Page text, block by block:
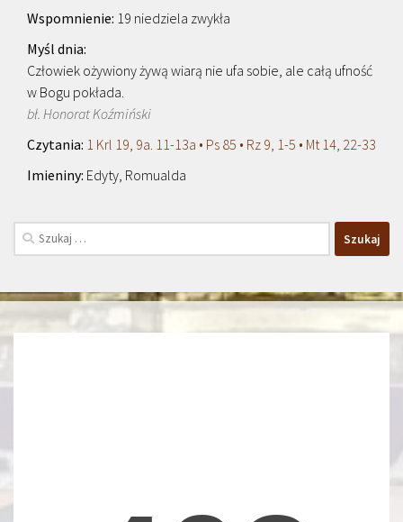
19 niedziela zwykła
Człowiek ożywiony żywą wiarą nie ufa sobie, ale całą ufność
w Bogu pokłada.
bł. Honorat Koźmiński
1 Krl 19, 9a. 11-13a • Ps 85 • Rz 9, 1-5 • Mt 14, 22-33
Edyty, Romualda
Szukaj: